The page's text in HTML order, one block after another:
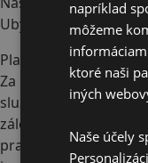
Ubytovanie je nutné
Platobné podmienky
Za potvrdenie
služieb (ďalej
zálohy, alebo plnej
pracovných dní od
napríklad
môžeme
ktoré naši
iných
Naše účely